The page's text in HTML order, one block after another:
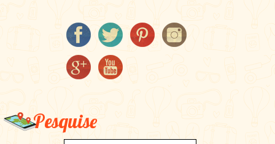
Pesquise